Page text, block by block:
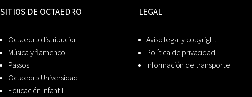
SITIOS DE OCTAEDRO
Octaedro distribución
Música y flamenco
Passos
Octaedro Universidad
Educación Infantil
LEGAL
Aviso legal y copyright
Política de privacidad
Información de transporte